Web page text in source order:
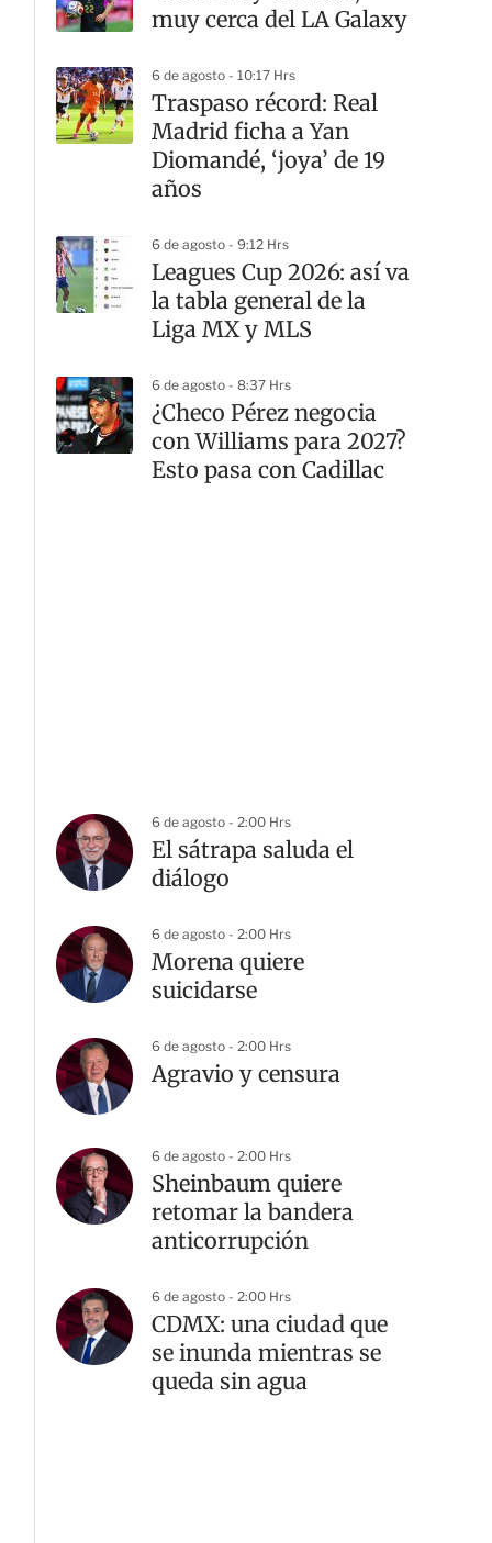
muy cerca del LA Galaxy
6 de agosto - 10:17 Hrs
Traspaso récord: Real
Madrid ficha a Yan
Diomandé, ‘joya’ de 19
años
6 de agosto - 9:12 Hrs
Leagues Cup 2026: así va
la tabla general de la
Liga MX y MLS
6 de agosto - 8:37 Hrs
¿Checo Pérez negocia
con Williams para 2027?
Esto pasa con Cadillac
6 de agosto - 2:00 Hrs
El sátrapa saluda el
diálogo
6 de agosto - 2:00 Hrs
Morena quiere
suicidarse
6 de agosto - 2:00 Hrs
Agravio y censura
6 de agosto - 2:00 Hrs
Sheinbaum quiere
retomar la bandera
anticorrupción
6 de agosto - 2:00 Hrs
CDMX: una ciudad que
se inunda mientras se
queda sin agua